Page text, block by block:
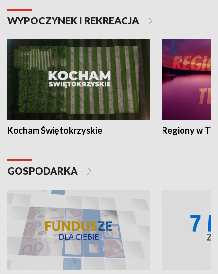
WYPOCZYNEK I REKREACJA
Kocham Świętokrzyskie Regiony w
GOSPODARKA